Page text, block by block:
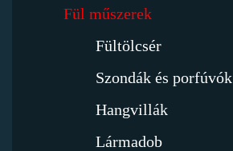
Fül műszerek
Fültölcsér
Szondák és porfúvók
Hangvillák
Lármadob